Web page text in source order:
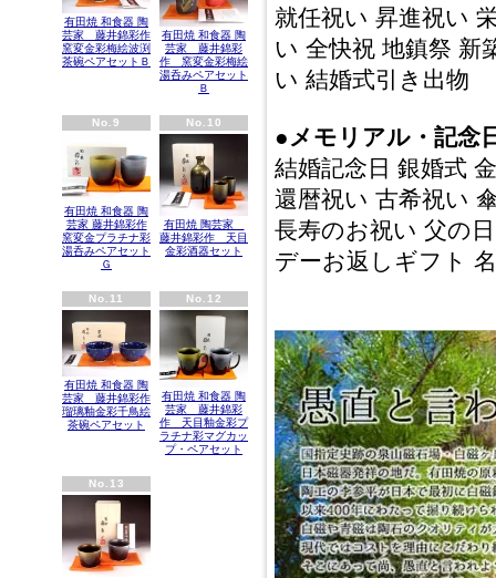
有田焼 和食器 陶
芸家 藤井錦彩作
窯変金彩梅絵波渕
茶碗ペアセットＢ
有田焼 和食器 陶
芸家 藤井錦彩
作 窯変金彩梅絵
湯呑みペアセット
Ｂ
No.9
有田焼 和食器 陶
芸家 藤井錦彩作
窯変金プラチナ彩
湯呑みペアセット
Ｇ
No.10
有田焼 陶芸家
藤井錦彩作 天目
金彩酒器セット
No.11
有田焼 和食器 陶
芸家 藤井錦彩作
瑠璃釉金彩千鳥絵
茶碗ペアセット
No.12
有田焼 和食器 陶
芸家 藤井錦彩
作 天目釉金彩プ
ラチナ彩マグカッ
プ・ペアセット
No.13
就任祝い 昇進祝い
い 全快祝 地鎮祭 新
い 結婚式引き出物
●メモリアル・記念
結婚記念日 銀婚式
還暦祝い 古希祝い
長寿のお祝い 父の
デーお返しギフト